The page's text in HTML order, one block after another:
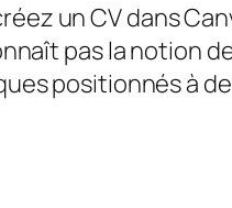
un CV dans
pas la notion
positionnés à